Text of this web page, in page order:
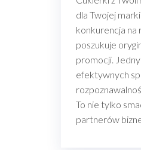
dla Twojej
konkurencja na
poszukuje
promocji.
efektywnych
To nie tylko
partnerów